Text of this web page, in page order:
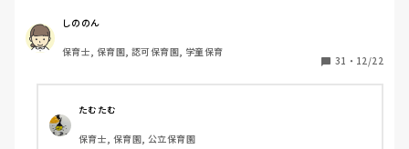
て入職しているはずですが、いざ勤務が始まると一日も土曜
出勤が出来ない方ばかりです。
①土曜日の希望休は2日まで、と制限をかける
②毎月、必ず土曜保育に入ることのできる日を1日だけピッ
クアップしてもらう
③仮シフトが出た時、土曜出勤が難しければ自身で代わりの
しののん
保育士, 保育園, 認可保育園, 学童保育
31 ・ 12/22
たむたむ
保育士, 保育園, 公立保育園